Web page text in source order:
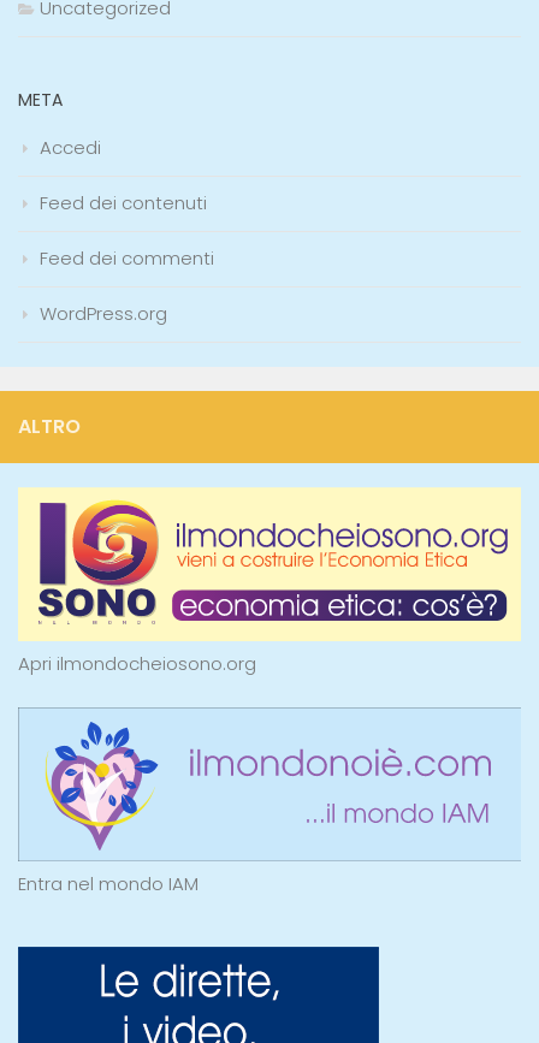
Uncategorized
META
Accedi
Feed dei contenuti
Feed dei commenti
WordPress.org
ALTRO
Apri ilmondocheiosono.org
Entra nel mondo IAM